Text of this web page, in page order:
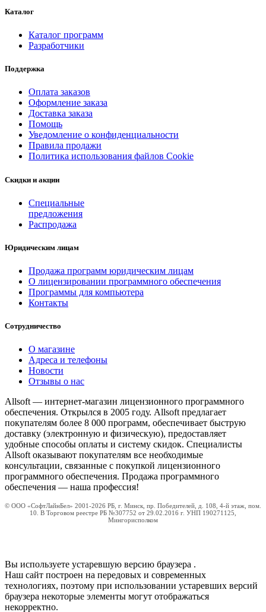
Каталог
Каталог программ
Разработчики
Поддержка
Оплата заказов
Оформление заказа
Доставка заказа
Помощь
Уведомление о конфиденциальности
Правила продажи
Политика использования файлов Cookie
Скидки и акции
Специальные
предложения
Распродажа
Юридическим лицам
Продажа программ юридическим лицам
О лицензировании программного обеспечения
Программы для компьютера
Контакты
Сотрудничество
О магазине
Адреса и телефоны
Новости
Отзывы о нас
Allsoft — интернет-магазин лицензионного программного
обеспечения. Открылся в 2005 году. Allsoft предлагает
покупателям более 8 000 программ, обеспечивает быструю
доставку (электронную и физическую), предоставляет
удобные способы оплаты и систему скидок. Специалисты
Allsoft оказывают покупателям все необходимые
консультации, связанные с покупкой лицензионного
программного обеспечения. Продажа программного
обеспечения — наша профессия!
© ООО «СофтЛайнБел» 2001-2026 РБ, г. Минск, пр. Победителей, д. 108, 4-й этаж, пом.
10. В Торговом реестре РБ №307752 от 29.02.2016 г. УНП 190271125,
Мингорисполком
Вы используете устаревшую версию браузера .
Наш сайт построен на передовых и современных
технологиях, поэтому при использовании устаревших версий
браузера некоторые элементы могут отображаться
некорректно.